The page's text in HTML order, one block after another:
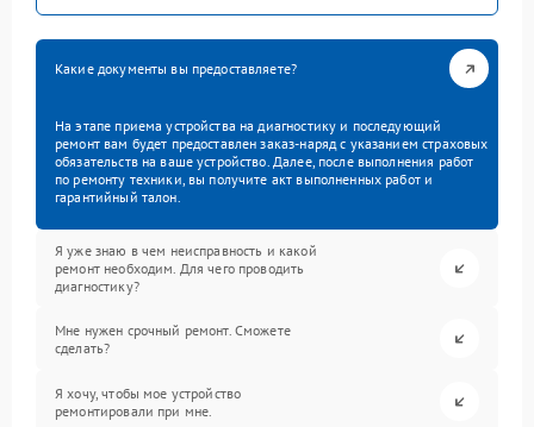
Какие документы вы предоставляете?
На этапе приема устройства на диагностику и последующий
ремонт вам будет предоставлен заказ-наряд с указанием страховых
обязательств на ваше устройство. Далее, после выполнения работ
по ремонту техники, вы получите акт выполненных работ и
гарантийный талон.
Я уже знаю в чем неисправность и какой
ремонт необходим. Для чего проводить
диагностику?
Мне нужен срочный ремонт. Сможете
сделать?
Я хочу, чтобы мое устройство
ремонтировали при мне.